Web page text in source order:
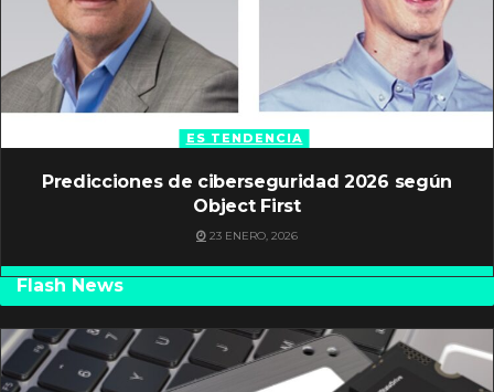
ES TENDENCIA
Predicciones de ciberseguridad 2026 según
Object First
23 ENERO, 2026
Flash News